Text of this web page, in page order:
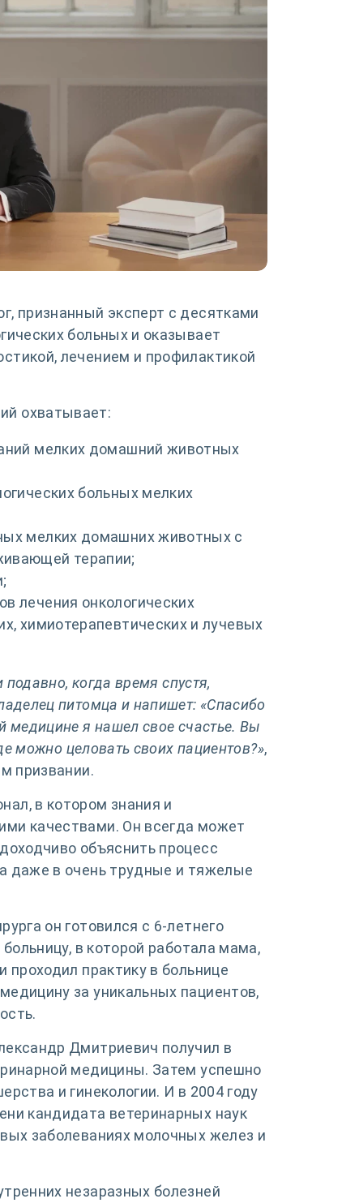
признанный эксперт с десятками
больных и оказывает
лечением и профилактикой
охватывает:
мелких домашний животных
больных мелких
мелких домашних животных с
терапии;
лечения онкологических
химиотерапевтических и лучевых
когда время спустя,
питомца и напишет: «Спасибо
я нашел свое счастье. Вы
можно целовать своих пациентов?»,
призвании.
в котором знания и
качествами. Он всегда может
объяснить процесс
даже в очень трудные и тяжелые
он готовился с 6-летнего
в которой работала мама,
проходил практику в больнице
за уникальных пациентов,
Дмитриевич получил в
медицины. Затем успешно
и гинекологии. И в 2004 году
кандидата ветеринарных наук
заболеваниях молочных желез и
незаразных болезней